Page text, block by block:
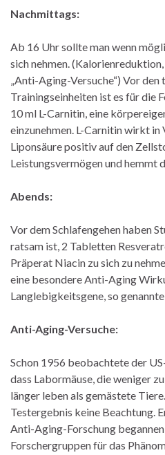
Nachmittags:
Ab 16 Uhr sollte man wenn
sich nehmen.
„Anti-Aging-Versuche“) Vor
Trainingseinheiten ist es für die
10 ml L-Carnitin, eine
einzunehmen. L-Carnitin wirkt
Liponsäure positiv auf den
Leistungsvermögen und hemmt
Abends:
Vor dem Schlafengehen haben
ratsam ist, 2 Tabletten
Präperat Niacin zu sich zu
eine besondere Anti-Aging
Langlebigkeitsgene, so
Anti-Aging-Versuche:
Schon 1956 beobachtete der
dass Labormäuse, die weniger
länger leben als gemästete
Testergebnis keine Beachtung.
Anti-Aging-Forschung
Forschergruppen für das